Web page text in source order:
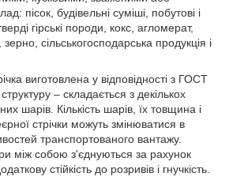
пісок, будівельні суміші, побутові і
гірські породи, кокс, агломерат,
сільськогосподарська продукція і
виготовлена у відповідності з ГОСТ
– складається з декількох
шарів. Кількість шарів, їх товщина і
стрічки можуть змінюватися в
транспортованого вантажу.
між собою з'єднуються за рахунок
стійкість до розривів і гнучкість.